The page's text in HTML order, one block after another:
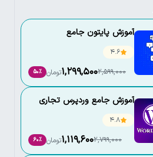
آموزش پایتون جامع
4.6
2,599,000
1,299,500تومان 50٪
آموزش جامع وردپرس تجاری
4.8
2,799,000
1,119,600تومان 60٪